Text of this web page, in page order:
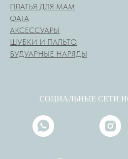
ПЛАТЬЯ ДЛЯ МАМ
ФАТА
АКСЕССУАРЫ
ШУБКИ И ПАЛЬТО
БУДУАРНЫЕ НАРЯДЫ
СОЦИАЛЬНЫЕ СЕТИ